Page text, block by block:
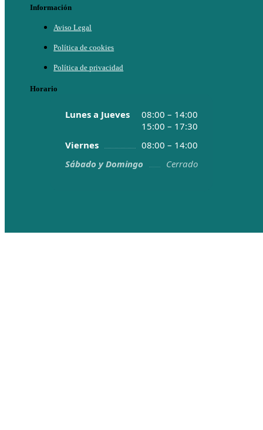
Información
Aviso Legal
Política de cookies
Política de privacidad
Horario
Lunes a Jueves
08:00 – 14:00
15:00 – 17:30
Viernes
08:00 – 14:00
Sábado y Domingo
Cerrado